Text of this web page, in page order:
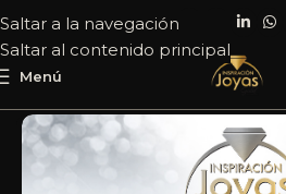
Saltar a la navegación
Saltar al contenido principal
Menú